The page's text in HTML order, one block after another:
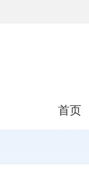
首页